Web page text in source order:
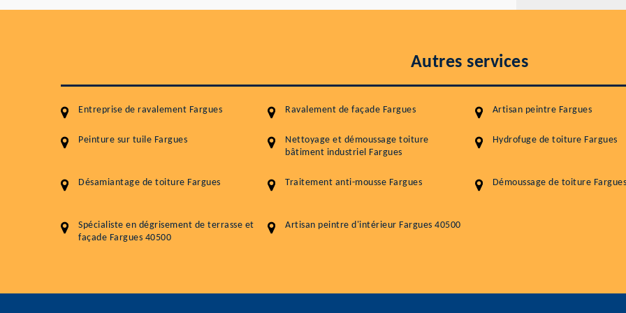
Autres services
Entreprise de ravalement Fargues Ravalement de façade Fargues Artisan peintre Fargues
Peinture sur tuile Fargues
Nettoyage et démoussage toiture
bâtiment industriel Fargues
Hydrofuge de toiture Fargues
Désamiantage de toiture Fargues Traitement anti-mousse Fargues Démoussage de toiture Fargues
Spécialiste en dégrisement de terrasse et
façade Fargues 40500
Artisan peintre d'intérieur Fargues 40500